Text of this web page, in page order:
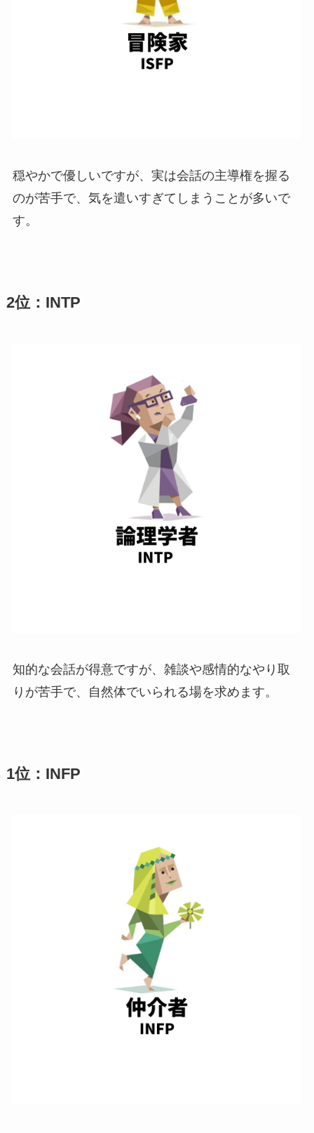
穏やかで優しいですが、実は会話の主導権を握る
のが苦手で、気を遣いすぎてしまうことが多いで
す。
2位：INTP
知的な会話が得意ですが、雑談や感情的なやり取
りが苦手で、自然体でいられる場を求めます。
1位：INFP